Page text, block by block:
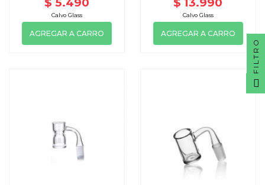
$ 5.490
Calvo Glass
AGREGAR A CARRO
$ 13.990
Calvo Glass
AGREGAR A CARRO
FILTRO